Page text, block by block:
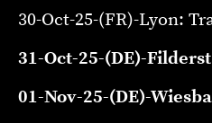
30-Oct-25-(FR)-Lyon:
31-Oct-25-(DE)-
01-Nov-25-(DE)-